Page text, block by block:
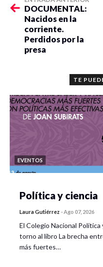
DOCUMENTAL:
Nacidos en la
corriente.
Perdidos por la
presa
TE
EVENTOS
Política y ciencia
Laura Gutiérrez -Ago 07, 2026
El Colegio Nacional
torno al libro La brecha
más fuertes…